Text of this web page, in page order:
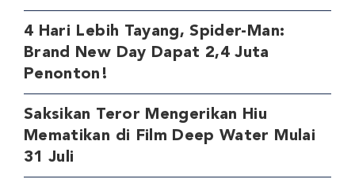
4 Hari Lebih Tayang, Spider-Man:
Brand New Day Dapat 2,4 Juta
Penonton!
Saksikan Teror Mengerikan Hiu
Mematikan di Film Deep Water Mulai
31 Juli